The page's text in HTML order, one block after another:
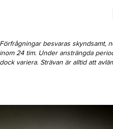
Förfrågningar besvaras skyndsamt,
inom 24 tim. Under ansträngda
dock variera. Strävan är alltid att